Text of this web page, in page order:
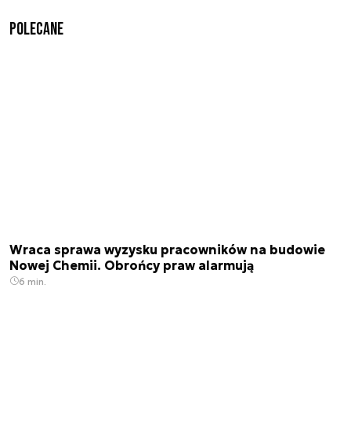
Polecane
Wraca sprawa wyzysku pracowników na budowie
Nowej Chemii. Obrońcy praw alarmują
6 min.